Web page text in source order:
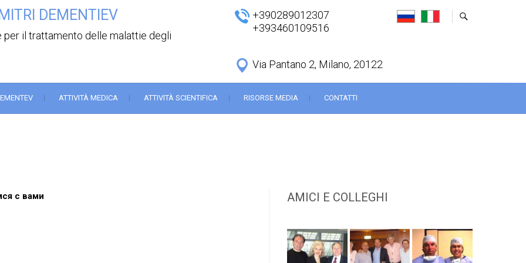
DEMENTIEV
il trattamento delle malattie degli
+390289012307
+393460109516
Via Pantano 2, Milano, 20122
ATTIVITÀ MEDICA ATTIVITÀ SCIENTIFICA RISORSE MEDIA CONTATTI
с вами AMICI E COLLEGHI